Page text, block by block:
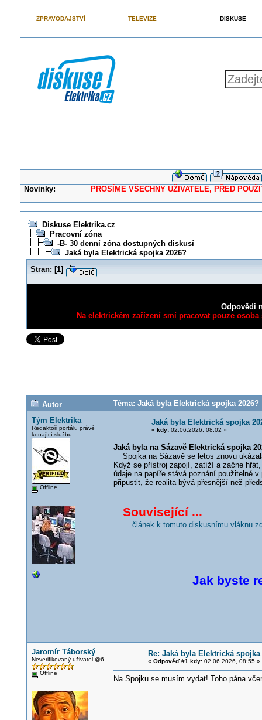
ZPRAVODAJSTVÍ TELEVIZE DISKUSE
Novinky: PROSÍME VŠECHNY UŽIVATELE, PŘED
Diskuse Elektrika.cz
Pracovní zóna
-B- 30 denní zóna dostupných diskusí
Jaká byla Elektrická spojka 2026?
Stran: [1]
Odpovědi
Na elektrickém zařízení smí pracovat pouze
Autor
Téma: Jaká byla Elektrická spojka
Tým Elektrika
Redaktoři portálu právě
konající službu
Offline
Jaká byla Elektrická spojka
« kdy:02.06.2026, 08:02 »
Jaká byla na Sázavě Elektrická spojka
Spojka na Sázavě se letos znovu
Když se přístroj zapojí, zatíží a začne
údaje na papíře stává poznání použitelné
připustit, že realita bývá přesnější než
Související ...
... článek k tomuto diskusnímu vláknu
Jak byste
Jaromír Táborský
Neverifikovaný uživatel @6
Offline
Re: Jaká byla Elektrická spojka
« Odpověď #1 kdy:02.06.2026, 08:55 »
Na Spojku se musím vydat! Toho pána